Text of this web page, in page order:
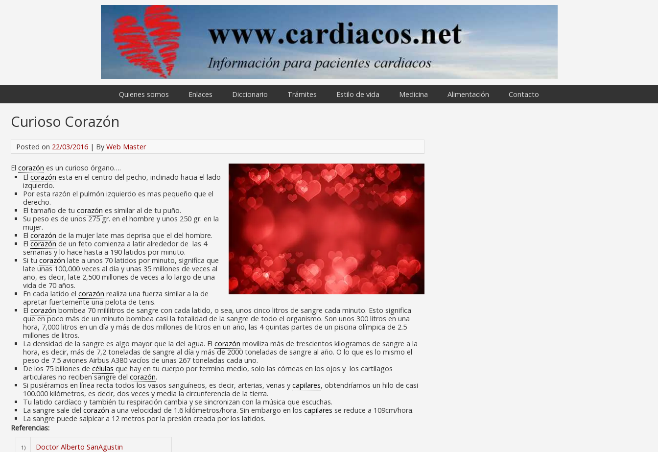
Quienes somos Enlaces Diccionario Trámites Estilo de vida Medicina Alimentación Contacto
Curioso Corazón
Posted on 22/03/2016 | By Web Master
El corazón es un curioso órgano….
El corazón esta en el centro del pecho, inclinado hacia el lado
izquierdo.
Por esta razón el pulmón izquierdo es mas pequeño que el
derecho.
El tamaño de tu corazón es similar al de tu puño.
Su peso es de unos 275 gr. en el hombre y unos 250 gr. en la
mujer.
El corazón de la mujer late mas deprisa que el del hombre.
El corazón de un feto comienza a latir alrededor de las 4
semanas y lo hace hasta a 190 latidos por minuto.
Si tu corazón late a unos 70 latidos por minuto, significa que
late unas 100,000 veces al día y unas 35 millones de veces al
año, es decir, late 2,500 millones de veces a lo largo de una
vida de 70 años.
En cada latido el corazón realiza una fuerza similar a la de
apretar fuertemente una pelota de tenis.
El corazón bombea 70 mililitros de sangre con cada latido, o sea, unos cinco litros de sangre cada minuto. Esto significa
que en poco más de un minuto bombea casi la totalidad de la sangre de todo el organismo. Son unos 300 litros en una
hora, 7,000 litros en un día y más de dos millones de litros en un año, las 4 quintas partes de un piscina olímpica de 2.5
millones de litros.
La densidad de la sangre es algo mayor que la del agua. El corazón moviliza más de trescientos kilogramos de sangre a la
hora, es decir, más de 7,2 toneladas de sangre al día y más de 2000 toneladas de sangre al año. O lo que es lo mismo el
peso de 7.5 aviones Airbus A380 vacíos de unas 267 toneladas cada uno.
De los 75 billones de células que hay en tu cuerpo por termino medio, solo las córneas en los ojos y los cartílagos
articulares no reciben sangre del corazón.
Si pusiéramos en línea recta todos los vasos sanguíneos, es decir, arterias, venas y capilares, obtendríamos un hilo de casi
100.000 kilómetros, es decir, dos veces y media la circunferencia de la tierra.
Tu latido cardíaco y también tu respiración cambia y se sincronizan con la música que escuchas.
La sangre sale del corazón a una velocidad de 1.6 kilómetros/hora. Sin embargo en los capilares se reduce a 109cm/hora.
La sangre puede salpicar a 12 metros por la presión creada por los latidos.
Referencias:
1) Doctor Alberto SanAgustin